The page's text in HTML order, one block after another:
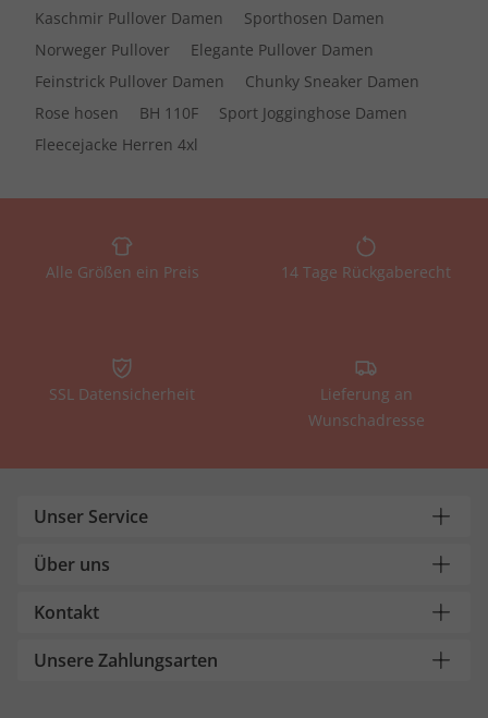
Kaschmir Pullover Damen
Sporthosen Damen
Norweger Pullover
Elegante Pullover Damen
Feinstrick Pullover Damen
Chunky Sneaker Damen
Rose hosen
BH 110F
Sport Jogginghose Damen
Fleecejacke Herren 4xl
Alle Größen ein Preis 14 Tage Rückgaberecht
SSL Datensicherheit
Lieferung an
Wunschadresse
Unser Service
Über uns
Kontakt
Unsere Zahlungsarten